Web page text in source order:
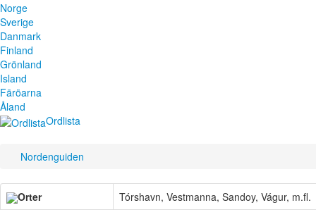
Norge
Sverige
Danmark
Finland
Grönland
Island
Färöarna
Åland
Ordlista
Nordenguiden
Orter
Tórshavn, Vestmanna, Sandoy, Vágur, m.fl.